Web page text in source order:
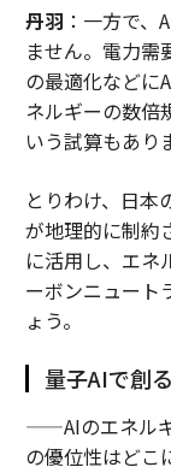
丹羽 ：一方で
ません。電力需
の最適化などに
ネルギーの数倍
いう試算もあり
とりわけ、日本
が地理的に制約
に活用し、エネ
ーボンニュート
ょう。
量子AIで創
——AIのエネル
の優位性はどこ